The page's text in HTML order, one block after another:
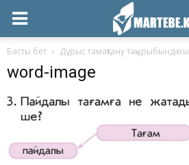
Басты бет Дұрыс тамақтану тақырыбындағы
word-image